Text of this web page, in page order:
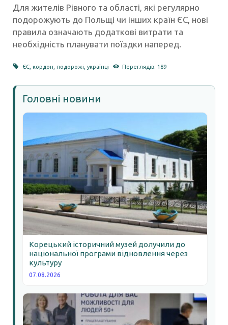
Для жителів Рівного та області, які регулярно
подорожують до Польщі чи інших країн ЄС, нові
правила означають додаткові витрати та
необхідність планувати поїздки наперед.
ЄС ,кордон ,подорожі ,українці Переглядів: 189
Головні новини
Корецький історичний музей долучили до
національної програми відновлення через
культуру
07.08.2026